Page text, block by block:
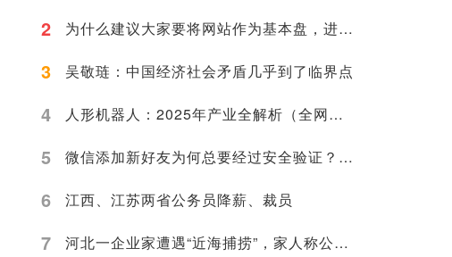
2 为什么建议大家要将网站作为基本盘，进来看看是否有道理再喷
3 吴敬琏：中国经济社会矛盾几乎到了临界点
4 人形机器人：2025年产业全解析（全网最全国内外玩家排行&细分龙头）
5 微信添加新好友为何总要经过安全验证？背后原因深度解析
6 江西、江苏两省公务员降薪、裁员
7 河北一企业家遭遇“近海捕捞”，家人称公司账上10.9亿现金惹祸